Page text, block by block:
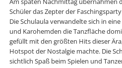
Schüler das Zepter der
Die Schulaula verwandelte sich in
und Karohemden die Tanzfläche
gefüllt mit den größten Hits dieser
Hotspot der Nostalgie machte. Die
sichtlich Spaß beim Spielen und